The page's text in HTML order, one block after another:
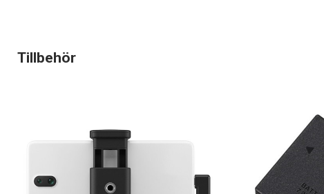
Tillbehör